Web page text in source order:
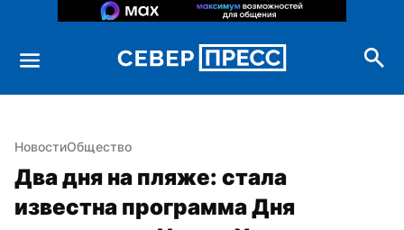
НовостиОбщество
Два дня на пляже: стала
известна программа Дня